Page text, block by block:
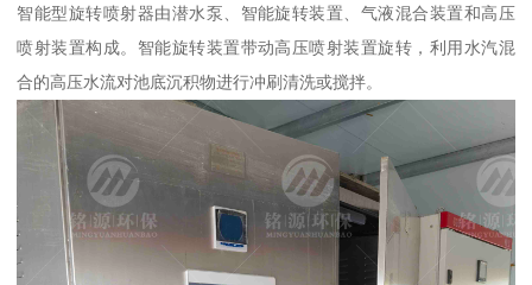
智能型旋转喷射器由潜水泵、智能旋转装置、气液混合装置和高压
喷射装置构成。智能旋转装置带动高压喷射装置旋转，利用水汽混
合的高压水流对池底沉积物进行冲刷清洗或搅拌。